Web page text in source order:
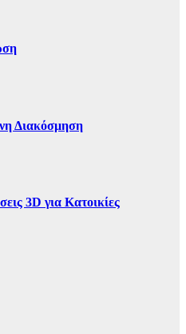
Διακόσμηση
3D για Κατοικίες